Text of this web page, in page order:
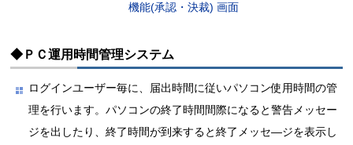
機能(承認・決裁) 画面
◆ＰＣ運用時間管理システム
ログインユーザー毎に、届出時間に従いパソコン使用時間の管
理を行います。パソコンの終了時間間際になると警告メッセー
ジを出したり、終了時間が到来すると終了メッセ―ジを表示し